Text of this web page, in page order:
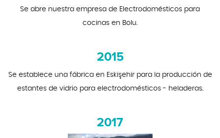
Se abre nuestra empresa de Electrodomésticos para
cocinas en Bolu.
2015
Se establece una fábrica en Eskişehir para la producción de
estantes de vidrio para electrodomésticos - heladeras.
2017